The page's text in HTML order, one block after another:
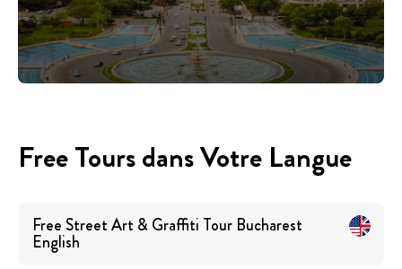
Free Tours dans Votre Langue
Free Street Art & Graffiti Tour Bucharest
English